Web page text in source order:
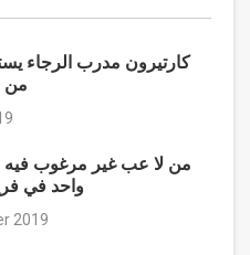
كارتيرون مدرب الرجاء
من
من لا عب غير مرغوب فيه
واحد في
2019